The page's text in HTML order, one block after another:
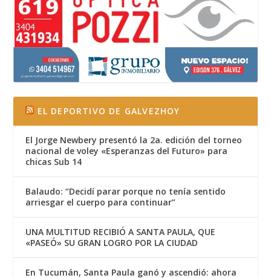
EL DEPORTIVO DE GALVEZHOY
El Jorge Newbery presentó la 2a. edición del torneo
nacional de voley «Esperanzas del Futuro» para
chicas Sub 14
Balaudo: “Decidí parar porque no tenía sentido
arriesgar el cuerpo para continuar”
UNA MULTITUD RECIBIÓ A SANTA PAULA, QUE
«PASEÓ» SU GRAN LOGRO POR LA CIUDAD
En Tucumán, Santa Paula ganó y ascendió: ahora